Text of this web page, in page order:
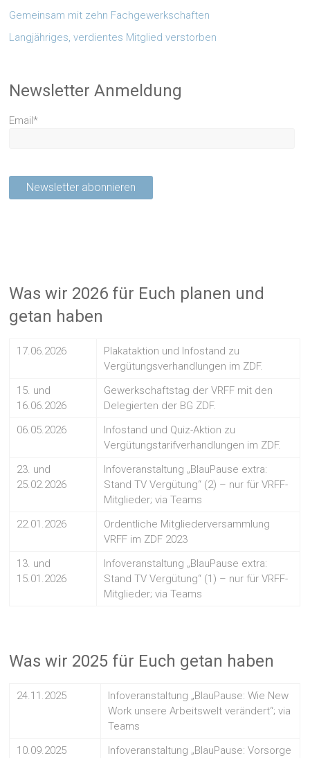
Gemeinsam mit zehn Fachgewerkschaften
Langjähriges, verdientes Mitglied verstorben
Newsletter Anmeldung
Email*
Was wir 2026 für Euch planen und
getan haben
17.06.2026
Plakataktion und Infostand zu
Vergütungsverhandlungen im ZDF.
15. und
16.06.2026
Gewerkschaftstag der VRFF mit den
Delegierten der BG ZDF.
06.05.2026
Infostand und Quiz-Aktion zu
Vergütungstarifverhandlungen im ZDF.
23. und
25.02.2026
Infoveranstaltung „BlauPause extra:
Stand TV Vergütung“ (2) – nur für VRFF-
Mitglieder; via Teams
22.01.2026
Ordentliche Mitgliederversammlung
VRFF im ZDF 2023
13. und
15.01.2026
Infoveranstaltung „BlauPause extra:
Stand TV Vergütung“ (1) – nur für VRFF-
Mitglieder; via Teams
Was wir 2025 für Euch getan haben
24.11.2025
Infoveranstaltung „BlauPause: Wie New
Work unsere Arbeitswelt verändert“; via
Teams
10.09.2025
Infoveranstaltung „BlauPause: Vorsorge